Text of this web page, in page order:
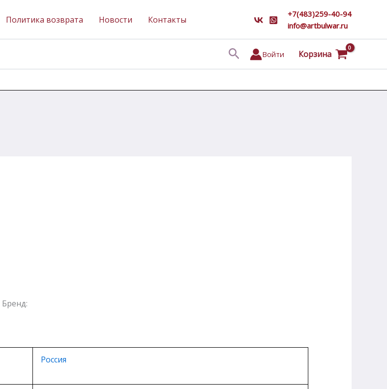
Политика возврата Новости Контакты
+7(483)259-40-94
info@artbulwar.ru
ПоискВойти Корзина
Бренд:
Россия